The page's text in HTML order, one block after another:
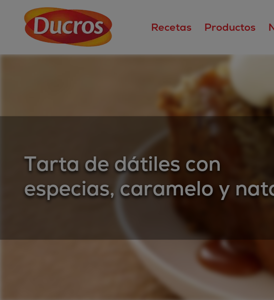
Recetas Productos
Tarta de dátiles con
especias, caramelo y